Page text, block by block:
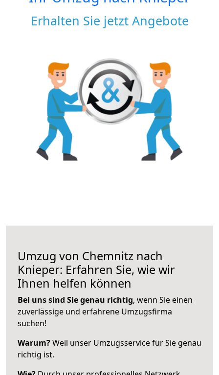
Erhalten Sie jetzt Angebote
Umzug von Chemnitz nach
Knieper: Erfahren Sie, wie wir
Ihnen helfen können
Bei uns sind Sie genau richtig, wenn Sie einen
zuverlässige und erfahrene Umzugsfirma
suchen!
Warum?Weil unser Umzugsservice für Sie genau
richtig ist.